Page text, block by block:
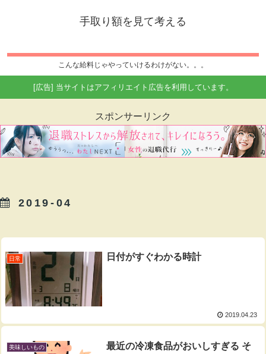
手取り額を見て考える
こんな給料じゃやっていけるわけがない。。。
[広告] 当サイトはアフィリエイト広告を利用しています。
スポンサーリンク
2019-04
日常 日付がすぐわかる時計
2019.04.23
美味しいもの
最近の冷凍食品がおいしすぎる そ